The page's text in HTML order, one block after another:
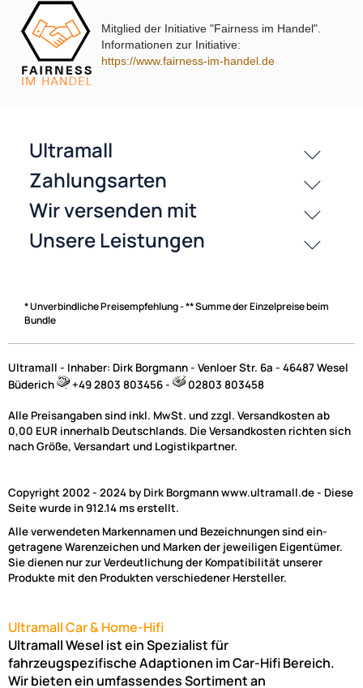
passende Produkte
Zahlungsarten
Mitglied der Initiative "Fairness im Handel".
Informationen zur Initiative:
https://www.fairness-im-handel.de
* Unverbindliche Preisempfehlung - ** Summe der Einzelpreise beim
Bundle
Ultramall - Inhaber: Dirk Borgmann - Venloer Str. 6a - 46487 Wesel
Büderich
+49 2803 803456 - 02803 803458
Alle Preisangaben sind inkl. MwSt. und zzgl. Versandkosten ab
0,00 EUR innerhalb Deutschlands. Die Versandkosten richten sich
nach Größe, Versandart und Logistikpartner.
Copyright 2002 - 2024 by Dirk Borgmann www.ultramall.de - Diese
Seite wurde in 912.14 ms erstellt.
Alle verwendeten Markennamen und Bezeichnungen sind ein-
getragene Warenzeichen und Marken der jeweiligen Eigentümer.
Sie dienen nur zur Verdeutlichung der Kompatibilität unserer
Produkte mit den Produkten verschiedener Hersteller.
Ultramall Car & Home-Hifi
Ultramall Wesel ist ein Spezialist für
fahrzeugspezifische Adaptionen im Car-Hifi Bereich.
Wir bieten ein umfassendes Sortiment an